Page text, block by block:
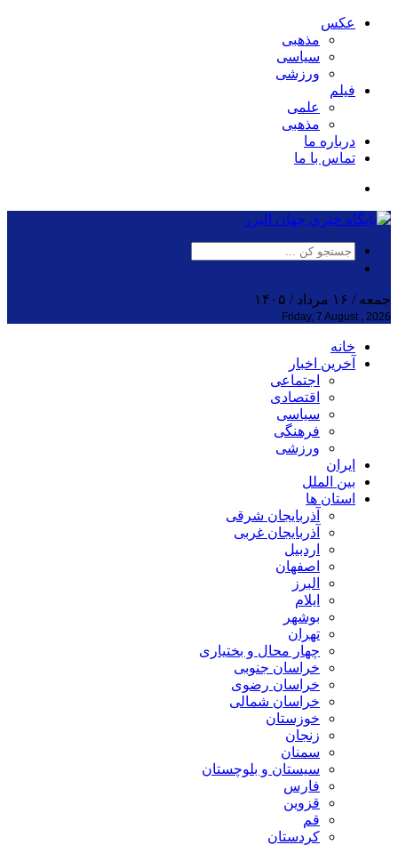
عکس
مذهبی
سیاسی
ورزشی
فیلم
علمی
مذهبی
درباره ما
تماس با ما
جمعه / ۱۶ مرداد / ۱۴۰۵
Friday, 7 August , 2026
خانه
آخرین اخبار
اجتماعی
اقتصادی
سیاسی
فرهنگی
ورزشی
ایران
بین الملل
استان ها
آذربایجان شرقی
آذربایجان غربی
اردبیل
اصفهان
البرز
ایلام
بوشهر
تهران
چهار محال و بختیاری
خراسان جنوبی
خراسان رضوی
خراسان شمالی
خوزستان
زنجان
سمنان
سیستان و بلوچستان
فارس
قزوین
قم
کردستان